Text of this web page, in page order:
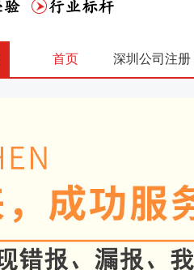
首页 深圳公司注册